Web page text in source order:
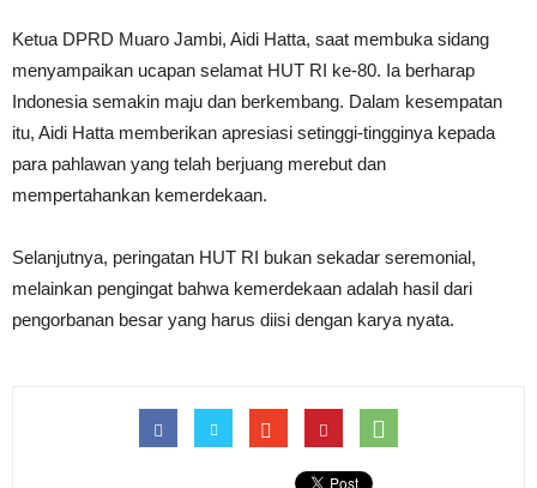
Ketua DPRD Muaro Jambi, Aidi Hatta, saat membuka sidang
menyampaikan ucapan selamat HUT RI ke-80. Ia berharap
Indonesia semakin maju dan berkembang. Dalam kesempatan
itu, Aidi Hatta memberikan apresiasi setinggi-tingginya kepada
para pahlawan yang telah berjuang merebut dan
mempertahankan kemerdekaan.
Selanjutnya, peringatan HUT RI bukan sekadar seremonial,
melainkan pengingat bahwa kemerdekaan adalah hasil dari
pengorbanan besar yang harus diisi dengan karya nyata.